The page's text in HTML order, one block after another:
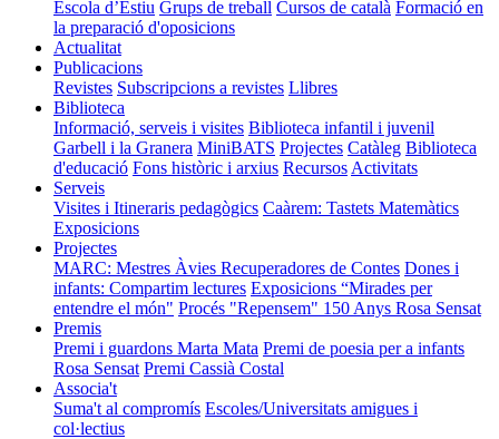
Escola d’Estiu Grups de treball Cursos de català Formació en
la preparació d'oposicions
Actualitat
Publicacions
Revistes Subscripcions a revistes Llibres
Biblioteca
Informació, serveis i visites Biblioteca infantil i juvenil
Garbell i la Granera MiniBATS Projectes Catàleg Biblioteca
d'educació Fons històric i arxius Recursos Activitats
Serveis
Visites i Itineraris pedagògics Caàrem: Tastets Matemàtics
Exposicions
Projectes
MARC: Mestres Àvies Recuperadores de Contes Dones i
infants: Compartim lectures Exposicions “Mirades per
entendre el món" Procés "Repensem" 150 Anys Rosa Sensat
Premis
Premi i guardons Marta Mata Premi de poesia per a infants
Rosa Sensat Premi Cassià Costal
Associa't
Suma't al compromís Escoles/Universitats amigues i
col·lectius